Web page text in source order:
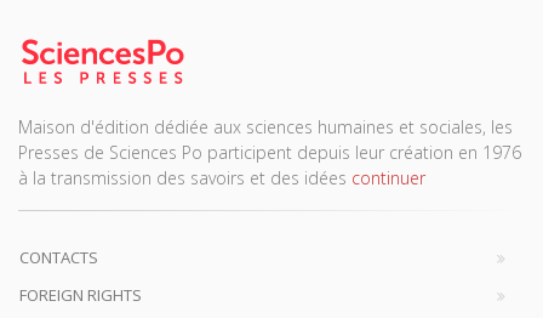
Maison d'édition dédiée aux sciences humaines et sociales, les
Presses de Sciences Po participent depuis leur création en 1976
à la transmission des savoirs et des idées continuer
CONTACTS
FOREIGN RIGHTS